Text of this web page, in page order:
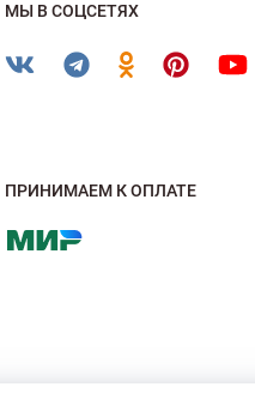
МЫ В СОЦСЕТЯХ
ПРИНИМАЕМ К ОПЛАТЕ